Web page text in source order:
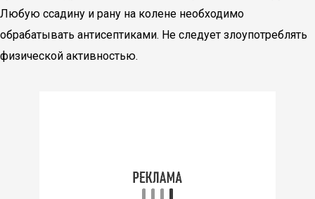
Любую ссадину и рану на колене необходимо
обрабатывать антисептиками. Не следует злоупотреблять
физической активностью.